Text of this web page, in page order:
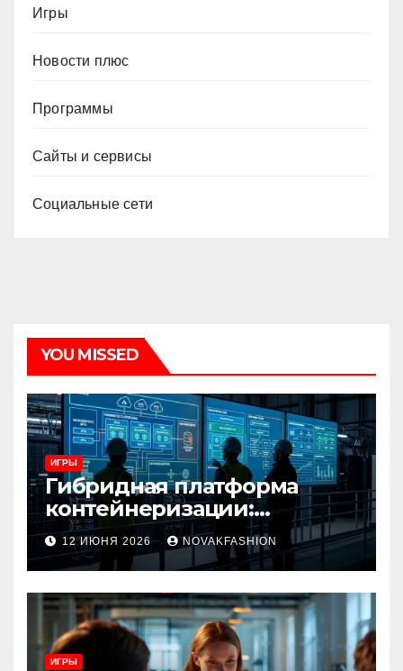
Игры
Новости плюс
Программы
Сайты и сервисы
Социальные сети
YOU MISSED
ИГРЫ
Гибридная платформа
контейнеризации:
архитектура, особенности
и сценарии использования
12 ИЮНЯ 2026 NOVAKFASHION
ИГРЫ